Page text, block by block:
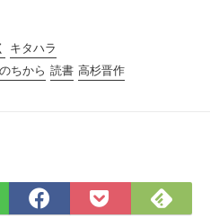
キタハラ
ちから 読書 高杉晋作
LINE
Facebook
Pocket